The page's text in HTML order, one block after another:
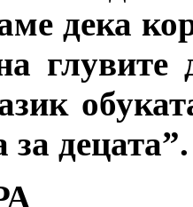
дека
за децата”.